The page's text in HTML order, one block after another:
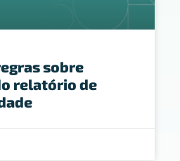
sobre
relatório de